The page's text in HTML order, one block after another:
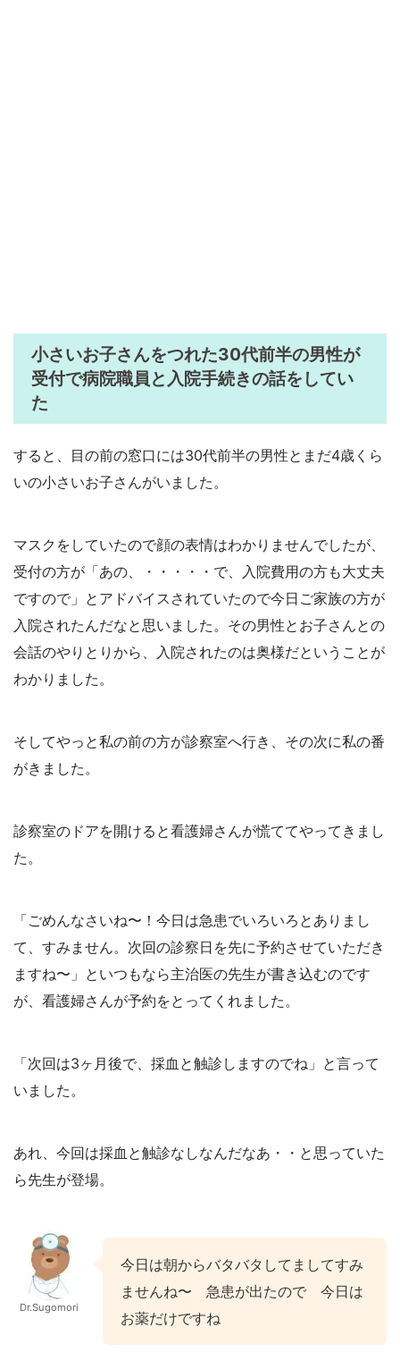
小さいお子さんをつれた30代前半の男性が
受付で病院職員と入院手続きの話をしてい
た
すると、目の前の窓口には30代前半の男性とまだ4歳くら
いの小さいお子さんがいました。
マスクをしていたので顔の表情はわかりませんでしたが、
受付の方が「あの、・・・・・で、入院費用の方も大丈夫
ですので」とアドバイスされていたので今日ご家族の方が
入院されたんだなと思いました。その男性とお子さんとの
会話のやりとりから、入院されたのは奥様だということが
わかりました。
そしてやっと私の前の方が診察室へ行き、その次に私の番
がきました。
診察室のドアを開けると看護婦さんが慌ててやってきまし
た。
「ごめんなさいね〜！今日は急患でいろいろとありまし
て、すみません。次回の診察日を先に予約させていただき
ますね〜」といつもなら主治医の先生が書き込むのです
が、看護婦さんが予約をとってくれました。
「次回は3ヶ月後で、採血と触診しますのでね」と言って
いました。
あれ、今回は採血と触診なしなんだなあ・・と思っていた
ら先生が登場。
Dr.Sugomori
今日は朝からバタバタしてましてすみ
ませんね〜 急患が出たので 今日は
お薬だけですね